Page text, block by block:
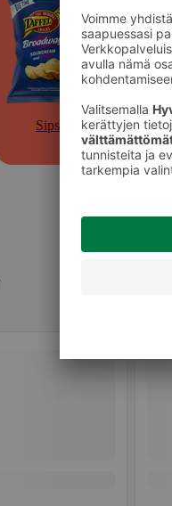
Sipsit